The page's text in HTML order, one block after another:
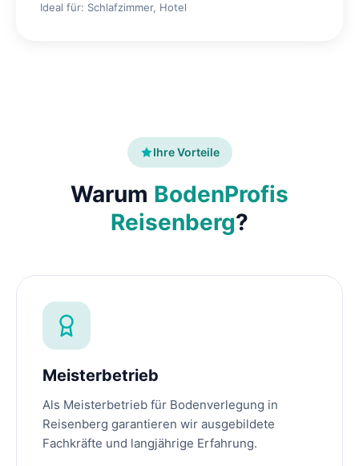
Ideal für: Schlafzimmer, Hotel
Ihre Vorteile
Warum BodenProfis
Reisenberg?
Meisterbetrieb
Als Meisterbetrieb für Bodenverlegung in
Reisenberg garantieren wir ausgebildete
Fachkräfte und langjährige Erfahrung.